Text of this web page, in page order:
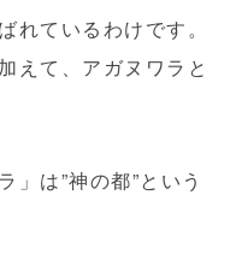
れているわけです。
えて、アガヌワラと
」は”神の都”という